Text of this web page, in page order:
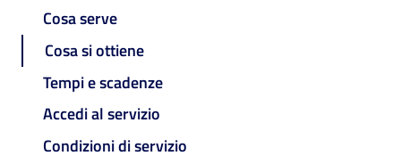
Cosa serve
Cosa si ottiene
Tempi e scadenze
Accedi al servizio
Condizioni di servizio